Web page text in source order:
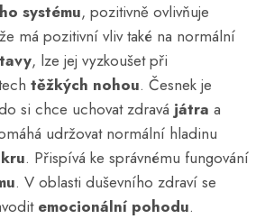
systému, pozitivně ovlivňuje
má pozitivní vliv také na normální
, lze jej vyzkoušet při
těžkých nohou. Česnek je
si chce uchovat zdravá játra a
udržovat normální hladinu
. Přispívá ke správnému fungování
. V oblasti duševního zdraví se
emocionální pohodu.